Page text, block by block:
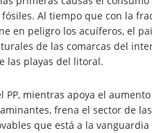
Al tiempo que con la
en peligro los acuíferos, el
de las comarcas del
las playas del litoral.
PP, mientras apoya el
frena el sector de las
que está a la vanguardia